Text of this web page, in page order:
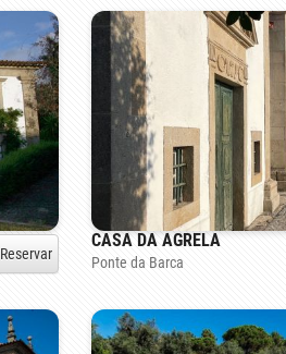
Reservar
CASA DA AGRELA
Ponte da Barca